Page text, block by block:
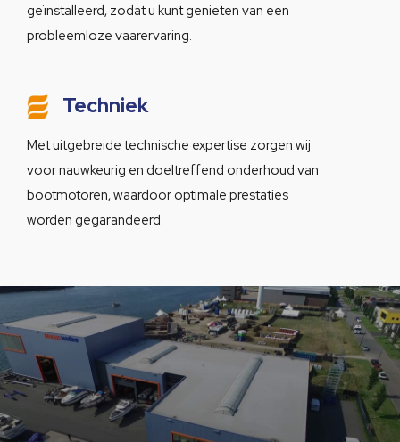
geïnstalleerd, zodat u kunt genieten van een
probleemloze vaarervaring.
Techniek
Met uitgebreide technische expertise zorgen wij
voor nauwkeurig en doeltreffend onderhoud van
bootmotoren, waardoor optimale prestaties
worden gegarandeerd.